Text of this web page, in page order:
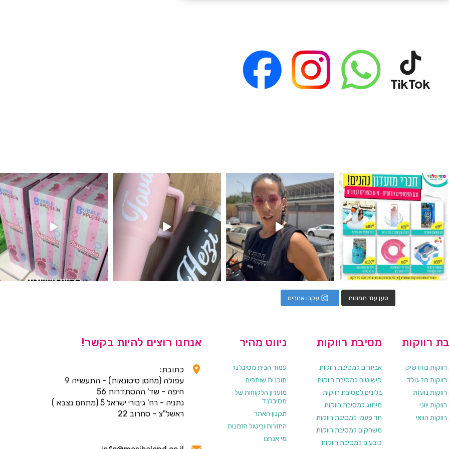
מין העובר רק במסיבלנד !! קיים
כוס נירוסטה ענקית שכול אחד צריך! קיימת באתר ובסניהמוצר הכי מבוקש שלנו מטף לגילוי מין העובר חזר למלא
טען עוד תמונות עקבו אחרינו
אנחנו רוצים להיות בקשר!
כתובת:
עפולה (מחסן סיטונאות) - התעשייה 9
חיפה - שד' ההסתדרות 56
נתניה - רח' גיבורי ישראל 5 (מתחם נצבא )
ראשל"צ - סחרוב 22
ניווט מהיר
עמוד הבית מסיבלנד
תוכנית שותפים
מועדון הלקוחות של
מסיבלנד
תקנון האתר
החזרות וביטול הזמנות
מי אנחנו
מסיבת רווקות
אביזרים למסיבת רווקות
קישוטים למסיבת רווקות
בלונים למסיבת רווקות
מיתוג למסיבת רווקות
חד פעמי למסיבת רווקות
משחקים למסיבת רווקות
כובעים למסיבת רווקות
רווקות
בוהו שיק
רוז גולד
נועזת
יווני
הוואי